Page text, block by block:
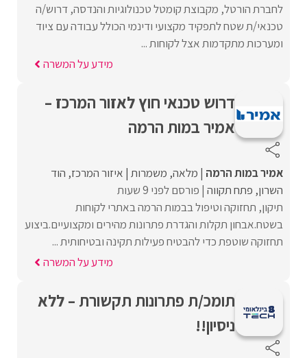
לחברת הורטל, מקבוצת קומטל טכנולוגיות והנדסה, דרוש/ה
טכנאי/ת שטח לתפקיד מקצועי ודינמי הכולל עבודה עם ציוד
ומערכות מתקדמות אצל לקוחות ...
מידע על המשרה
דרוש טכנאי חוץ לאזור המרכז –
אמיר במות הרמה
אמיר במות הרמה מלאה משמרות איזור המרכז הוד
השרון פתח תקווה פורסם לפני 9 שעות
תיקון, תחזוקה וטיפול בבמות הרמה באתרי לקוחות
בשטח.אבחון תקלות והגדרת פתרונות מהירים ומקצועיים.ביצוע
תחזוקה שוטפת כדי להבטיח פעילות תקינה ובטיחותית ...
מידע על המשרה
תומכ/ת פתרונות תקשורת – ללא
ניסיון!!